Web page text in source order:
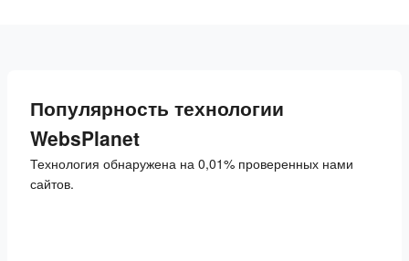
Популярность технологии
WebsPlanet
Технология обнаружена на 0,01% проверенных нами
сайтов.